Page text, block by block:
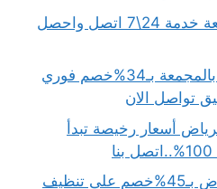
شركة تنظيف فلل بالمجمعة خدمة 24\7 اتصل واحصل
افضل شركة تنظيف كنب بالمجمعة بـ34%خصم فوري
تواصل الان
أسعار رخيصة تبدأ
شركة تنظيف قصور بالرياض بـ45%خصم على تنظيف